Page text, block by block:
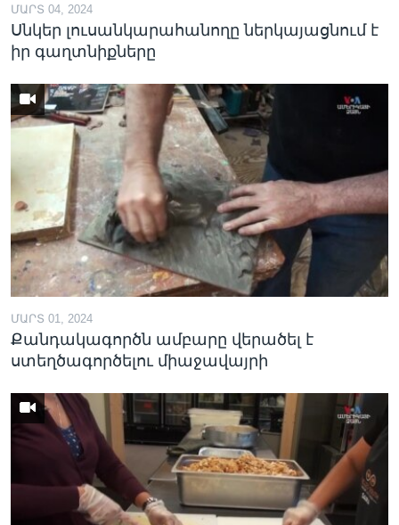
ՄԱՐՏ 04, 2024
Սնկեր լուսանկարահանողը ներկայացնում է
իր գաղտնիքները
ՄԱՐՏ 01, 2024
Քանդակագործն ամբարը վերածել է
ստեղծագործելու միաջավայրի